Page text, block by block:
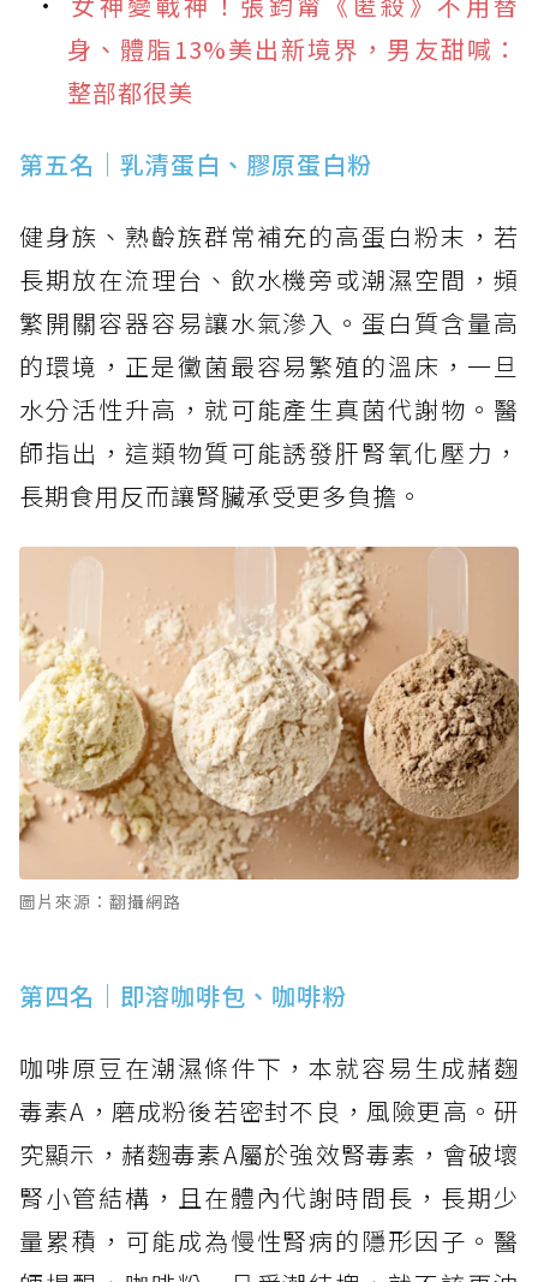
身、體脂13%美出新境界，男友甜喊：
整部都很美
第五名｜乳清蛋白、膠原蛋白粉
健身族、熟齡族群常補充的高蛋白粉末，若
長期放在流理台、飲水機旁或潮濕空間，頻
繁開關容器容易讓水氣滲入。蛋白質含量高
的環境，正是黴菌最容易繁殖的溫床，一旦
水分活性升高，就可能產生真菌代謝物。醫
師指出，這類物質可能誘發肝腎氧化壓力，
長期食用反而讓腎臟承受更多負擔。
圖片來源：翻攝網路
第四名｜即溶咖啡包、咖啡粉
咖啡原豆在潮濕條件下，本就容易生成赭麴
毒素A，磨成粉後若密封不良，風險更高。研
究顯示，赭麴毒素A屬於強效腎毒素，會破壞
腎小管結構，且在體內代謝時間長，長期少
量累積，可能成為慢性腎病的隱形因子。醫